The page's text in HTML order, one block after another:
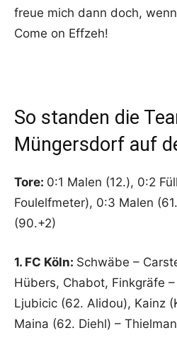
freue mich dann doch,
Come on Effzeh!
So standen die
Müngersdorf auf
Tore: 0:1 Malen (12.), 0:2
Foulelfmeter), 0:3 Malen
(90.+2)
1. FC Köln: Schwäbe –
Hübers, Chabot, Finkgräfe
Ljubicic (62. Alidou), Kainz
Maina (62. Diehl) –